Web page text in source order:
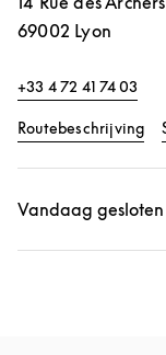
69002 Lyon
+33 4 72 41 74 03
Routebeschrijving
Vandaag gesloten